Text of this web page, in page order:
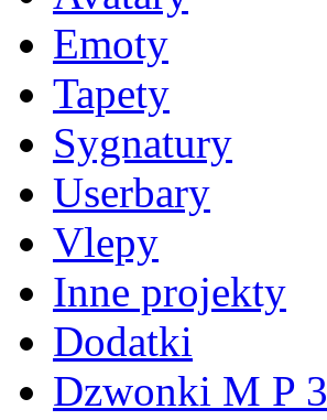
Emoty
Tapety
Sygnatury
Userbary
Vlepy
Inne projekty
Dodatki
Dzwonki M P 3